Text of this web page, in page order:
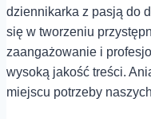
dziennikarka z pasją do
się w tworzeniu
zaangażowanie i
wysoką jakość treści.
miejscu potrzeby